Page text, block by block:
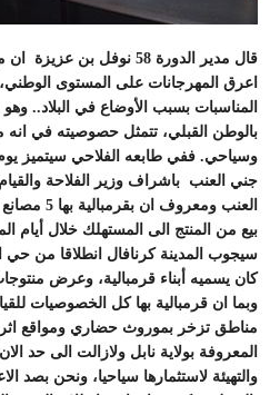
قال مدير الدورة 58 نوفل
اعرق المهرجانات على المستوى
المناسبات بسبب الأوضاع في البلاد..
بالوطن القبلي، تتمثل حصوصيته في
جني العنب باشراف وزير الفلاحة
العنب
بيع من المنتج الى المستهلك خلال أيام
سيجوب المدينة كرنافال انطلاقا من حي
كان يسميه أبناء قرمبالية، وعرض
وبما ان قرمبالية بها كل الخصوصيات
مناطق تزخر بموروث حضاري ومواقع
المعروفة بولاية نابل ولازالت الى حد
والتهيئة لاستثمارها سياحيا، ونحن بصد